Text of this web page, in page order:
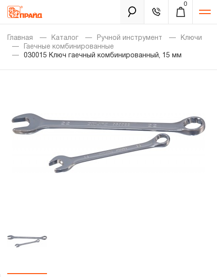
0
Каталог
Золотая лихорадка
Распродажа
Гарантия и сервис
Забыли пароль?
Главная Каталог Ручной инструмент
Ключи
Гаечные комбинированные
030015 Ключ гаечный комбинированный, 15 мм